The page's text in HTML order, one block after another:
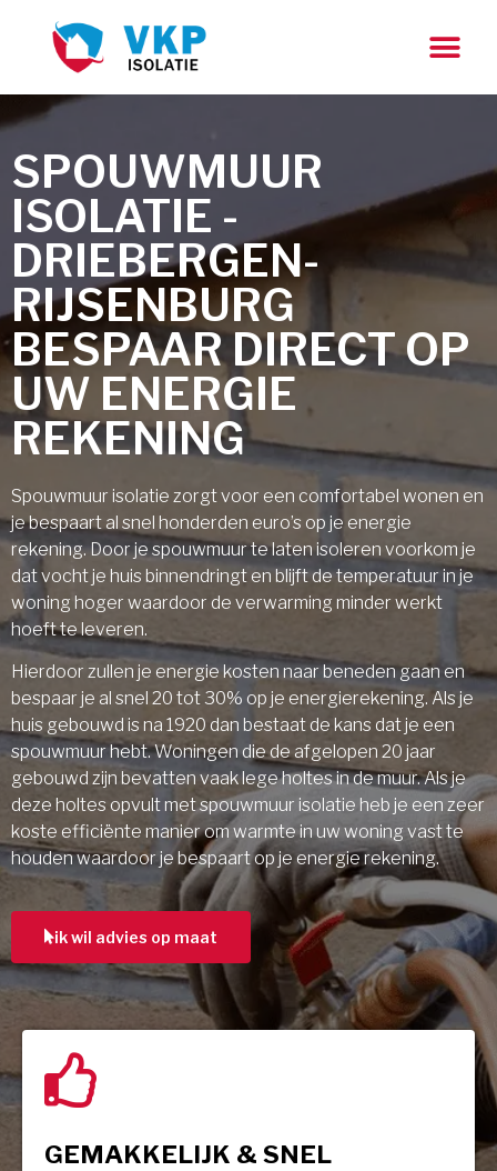
SPOUWMUUR
ISOLATIE -
DRIEBERGEN-
RIJSENBURG
BESPAAR DIRECT OP
UW ENERGIE
REKENING
Spouwmuur isolatie zorgt voor een comfortabel wonen en
je bespaart al snel honderden euro’s op je energie
rekening. Door je spouwmuur te laten isoleren voorkom je
dat vocht je huis binnendringt en blijft de temperatuur in je
woning hoger waardoor de verwarming minder werkt
hoeft te leveren.
Hierdoor zullen je energie kosten naar beneden gaan en
bespaar je al snel 20 tot 30% op je energierekening. Als je
huis gebouwd is na 1920 dan bestaat de kans dat je een
spouwmuur hebt. Woningen die de afgelopen 20 jaar
gebouwd zijn bevatten vaak lege holtes in de muur. Als je
deze holtes opvult met spouwmuur isolatie heb je een zeer
koste efficiënte manier om warmte in uw woning vast te
houden waardoor je bespaart op je energie rekening.
ik wil advies op maat
GEMAKKELIJK & SNEL